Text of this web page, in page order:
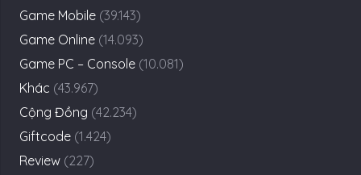
Game Mobile (39.143)
Game Online (14.093)
Game PC – Console (10.081)
Khác (43.967)
Cộng Đồng (42.234)
Giftcode (1.424)
Review (227)